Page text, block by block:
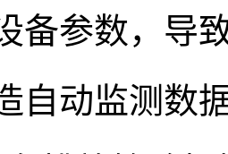
备参数，导
自动监测数